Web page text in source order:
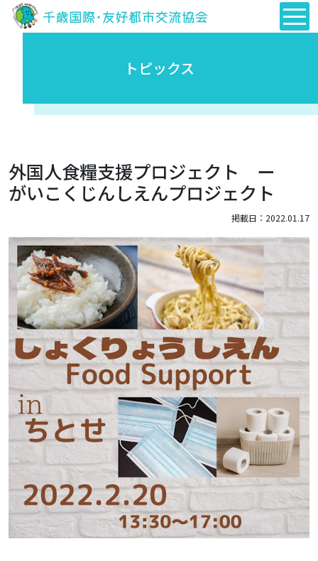
トピックス
外国人食糧支援プロジェクト ー
がいこくじんしえんプロジェクト
掲載日：2022.01.17